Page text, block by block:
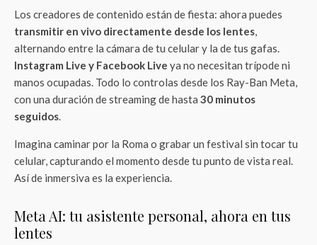
Los creadores de contenido están de fiesta: ahora puedes
transmitir en vivo directamente desde los lentes,
alternando entre la cámara de tu celular y la de tus gafas.
Instagram Live y Facebook Live ya no necesitan trípode ni
manos ocupadas. Todo lo controlas desde los Ray-Ban Meta,
con una duración de streaming de hasta 30 minutos
seguidos.
Imagina caminar por la Roma o grabar un festival sin tocar tu
celular, capturando el momento desde tu punto de vista real.
Así de inmersiva es la experiencia.
Meta AI: tu asistente personal, ahora en tus
lentes